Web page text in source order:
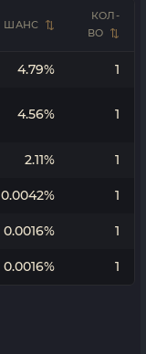
ШАНС
КОЛ-
ВО
4.79% 1
4.56% 1
2.11% 1
0.0042% 1
0.0016% 1
0.0016% 1